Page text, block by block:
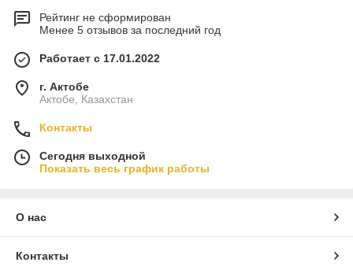
Рейтинг не сформирован
Менее 5 отзывов за последний год
Работает с 17.01.2022
г. Актобе
Актобе, Казахстан
Контакты
Сегодня выходной
Показать весь график работы
О нас
Контакты